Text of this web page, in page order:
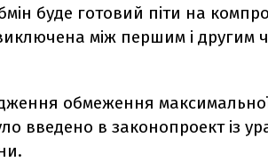
буде готовий піти на
між першим і другим
обмеження максимальної
введено в законопроект із